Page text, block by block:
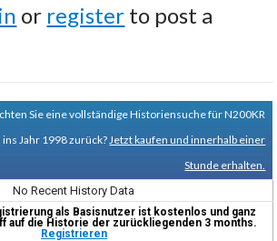
or register to post a
Sie eine vollständige Historiensuche für N200KR
ins Jahr 1998 zurück? Jetzt kaufen und innerhalb einer
Stunde erhalten.
No Recent History Data
als Basisnutzer ist kostenlos und ganz
auf die Historie der zurückliegenden 3 months.
Registrieren